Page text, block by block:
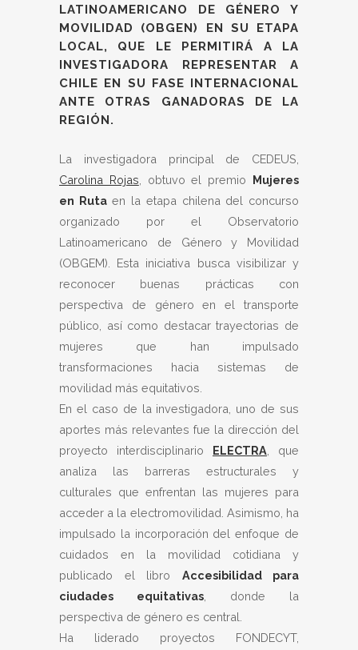
LATINOAMERICANO DE GÉNERO Y
MOVILIDAD (OBGEN) EN SU ETAPA
LOCAL, QUE LE PERMITIRÁ A LA
INVESTIGADORA REPRESENTAR A
CHILE EN SU FASE INTERNACIONAL
ANTE OTRAS GANADORAS DE LA
REGIÓN.
La investigadora principal de CEDEUS,
Carolina Rojas , obtuvo el premio Mujeres
en Rutaen la etapa chilena del concurso
organizado por el Observatorio
Latinoamericano de Género y Movilidad
(OBGEM). Esta iniciativa busca visibilizar y
reconocer buenas prácticas con
perspectiva de género en el transporte
público, así como destacar trayectorias de
mujeres que han impulsado
transformaciones hacia sistemas de
movilidad más equitativos.
En el caso de la investigadora, uno de sus
aportes más relevantes fue la dirección del
proyecto interdisciplinario ELECTRA , que
analiza las barreras estructurales y
culturales que enfrentan las mujeres para
acceder a la electromovilidad. Asimismo, ha
impulsado la incorporación del enfoque de
cuidados en la movilidad cotidiana y
publicado el libro Accesibilidad para
ciudades equitativas , donde la
perspectiva de género es central.
Ha liderado proyectos FONDECYT,